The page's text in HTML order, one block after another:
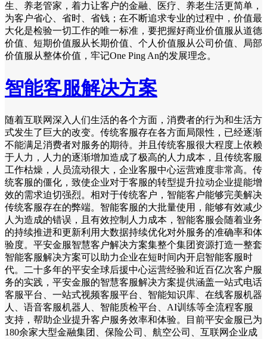
生、养老管家，着力让客户的金融、医疗、养老生活更简单，
为客户省心、省时、省钱；在不断追求专业的过程中，价值最
大化是检验一切工作的唯一标准，要把握好商业价值服从道德
价值、短期价值服从长期价值、个人价值服从公司价值、局部
价值服从整体价值，牢记One Ping An的发展理念。
智能客服解决方案
随着互联网深入人们生活的各个方面，消费者的行为和生活方
式发生了巨大的改变。传统客服存在各方面局限性，已经逐渐
不能满足消费者对服务的期待。并且传统客服很大程度上依赖
于人力，人力的逐渐增加造成了极高的人力成本，且传统客服
工作枯燥，人员流动很大，企业客服中心运营难度非常高。传
统客服的僵化，致使企业对于客服的转型提升拉动企业提能增
效的需求迫切强烈。相对于传统客户，智能客户能够完美解决
传统客服存在的弊端。智能客服的大批量使用，能够有效减少
人为造成的错误，且有效控制人力成本，智能客服会随着业务
的持续推进和更新利用大数据持续优化对外服务的准确率和体
验度。平安金服智慧客户解决方案集整个集团资源打造一整套
智能客服解决方案可以助力企业在短时间内开启智能客服时
代。二十多年的平安全球后援中心运营经验和近百亿次客户服
务的实践，平安金服的智慧客服解决方案提供涵盖一站式电话
客服平台、一站式视频客服平台、智能知识库、在线客服机器
人、语音客服机器人、智能质检平台、AI训练等全流程客服
支持，帮助企业提升客户服务效率和体验。目前平安金服已为
180余家大型金融集团、保险公司、航空公司、互联网企业成